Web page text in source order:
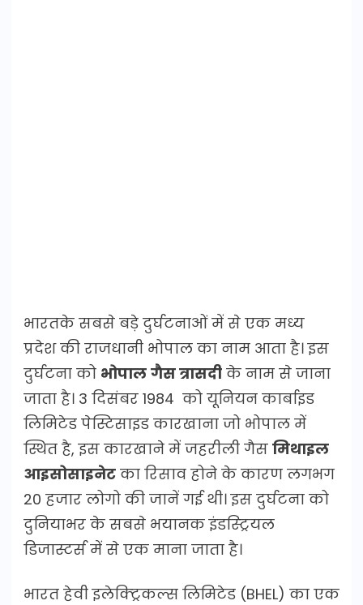
भारतके सबसे बड़े दुर्घटनाओं में से एक मध्य
प्रदेश की राजधानी भोपाल का नाम आता है। इस
दुर्घटना को भोपाल गैस त्रासदी के नाम से जाना
जाता है। 3 दिसंबर 1984 को यूनियन कार्बाइड
लिमिटेड पेस्टिसाइड कारखाना जो भोपाल में
स्थित है, इस कारखाने में जहरीली गैस मिथाइल
आइसोसाइनेट का रिसाव होने के कारण लगभग
20 हजार लोगो की जानें गई थी। इस दुर्घटना को
दुनियाभर के सबसे भयानक इंडस्ट्रियल
डिजास्टर्स में से एक माना जाता है।
भारत हेवी इलेक्ट्रिकल्स लिमिटेड (BHEL) का एक